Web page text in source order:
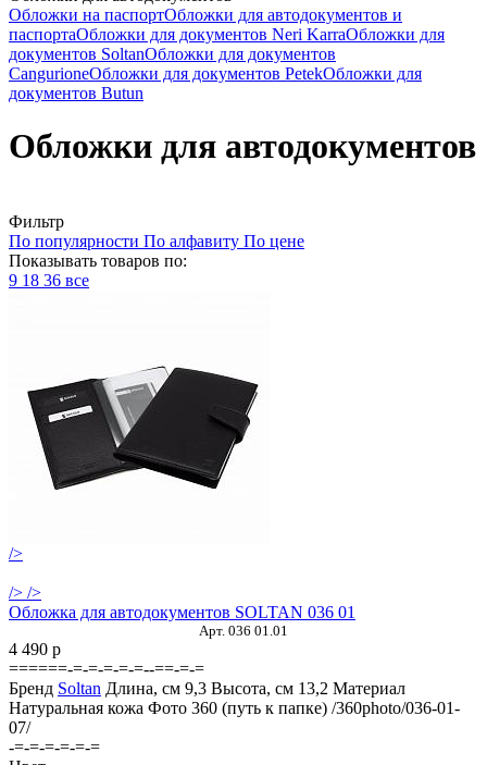
Обложки на паспортОбложки для автодокументов и
паспортаОбложки для документов Neri KarraОбложки для
документов SoltanОбложки для документов
CangurioneОбложки для документов PetekОбложки для
документов Butun
Обложки для автодокументов
Фильтр
По популярности По алфавиту По цене
Показывать товаров по:
9 18 36 все
/>
/> />
Обложка для автодокументов SOLTAN 036 01
Арт. 036 01.01
4 490 p
======-=-=-=-=-=--==-=-=
Бренд Soltan Длина, см 9,3 Высота, см 13,2 Материал
Натуральная кожа Фото 360 (путь к папке) /360photo/036-01-
07/
-=-=-=-=-=-=